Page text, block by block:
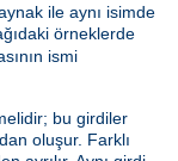
ile aynı isimde
örneklerde
ismi
bu girdiler
oluşur. Farklı